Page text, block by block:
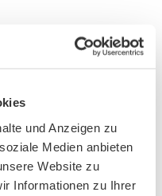
und Anzeigen zu
Medien anbieten
Website zu
Informationen zu Ihrer